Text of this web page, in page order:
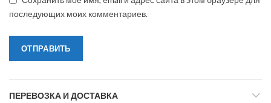
последующих моих комментариев.
ПЕРЕВОЗКА И ДОСТАВКА